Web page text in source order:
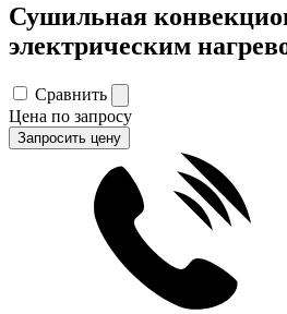
Сушильная
электрическим
Сравнить
Цена по запросу
Запросить цену